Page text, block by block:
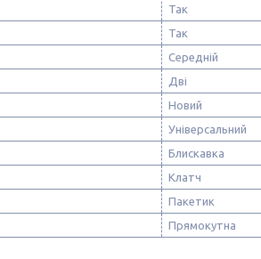
Так
Так
Середній
Дві
Новий
Універсальний
Блискавка
Клатч
Пакетик
Прямокутна